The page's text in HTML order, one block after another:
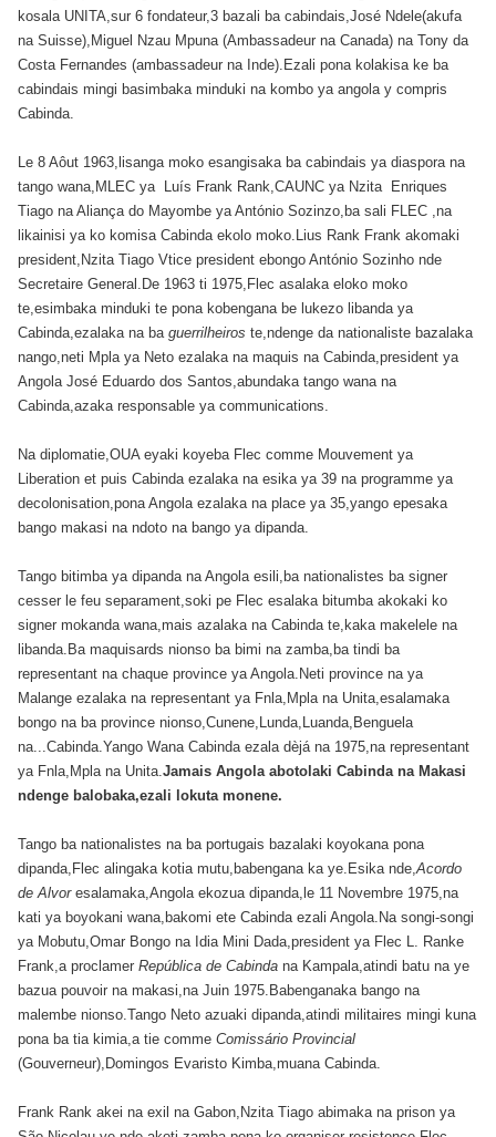
kosala UNITA,sur 6 fondateur,3 bazali ba cabindais,José Ndele(akufa
na Suisse),Miguel Nzau Mpuna (Ambassadeur na Canada) na Tony da
Costa Fernandes (ambassadeur na Inde).Ezali pona kolakisa ke ba
cabindais mingi basimbaka minduki na kombo ya angola y compris
Cabinda.
Le 8 Aôut 1963,lisanga moko esangisaka ba cabindais ya diaspora na
tango wana,MLEC ya Luís Frank Rank,CAUNC ya Nzita Enriques
Tiago na Aliança do Mayombe ya António Sozinzo,ba sali FLEC ,na
likainisi ya ko komisa Cabinda ekolo moko.Lius Rank Frank akomaki
president,Nzita Tiago Vtice president ebongo António Sozinho nde
Secretaire General.De 1963 ti 1975,Flec asalaka eloko moko
te,esimbaka minduki te pona kobengana be lukezo libanda ya
Cabinda,ezalaka na ba guerrilheiros te,ndenge da nationaliste bazalaka
nango,neti Mpla ya Neto ezalaka na maquis na Cabinda,president ya
Angola José Eduardo dos Santos,abundaka tango wana na
Cabinda,azaka responsable ya communications.
Na diplomatie,OUA eyaki koyeba Flec comme Mouvement ya
Liberation et puis Cabinda ezalaka na esika ya 39 na programme ya
decolonisation,pona Angola ezalaka na place ya 35,yango epesaka
bango makasi na ndoto na bango ya dipanda.
Tango bitimba ya dipanda na Angola esili,ba nationalistes ba signer
cesser le feu separament,soki pe Flec esalaka bitumba akokaki ko
signer mokanda wana,mais azalaka na Cabinda te,kaka makelele na
libanda.Ba maquisards nionso ba bimi na zamba,ba tindi ba
representant na chaque province ya Angola.Neti province na ya
Malange ezalaka na representant ya Fnla,Mpla na Unita,esalamaka
bongo na ba province nionso,Cunene,Lunda,Luanda,Benguela
na...Cabinda.Yango Wana Cabinda ezala dèjá na 1975,na representant
ya Fnla,Mpla na Unita.Jamais Angola abotolaki Cabinda na Makasi
ndenge balobaka,ezali lokuta monene.
Tango ba nationalistes na ba portugais bazalaki koyokana pona
dipanda,Flec alingaka kotia mutu,babengana ka ye.Esika nde,Acordo
de Alvoresalamaka,Angola ekozua dipanda,le 11 Novembre 1975,na
kati ya boyokani wana,bakomi ete Cabinda ezali Angola.Na songi-songi
ya Mobutu,Omar Bongo na Idia Mini Dada,president ya Flec L. Ranke
Frank,a proclamer República de Cabinda na Kampala,atindi batu na ye
bazua pouvoir na makasi,na Juin 1975.Babenganaka bango na
malembe nionso.Tango Neto azuaki dipanda,atindi militaires mingi kuna
pona ba tia kimia,a tie comme Comissário Provincial
(Gouverneur),Domingos Evaristo Kimba,muana Cabinda.
Frank Rank akei na exil na Gabon,Nzita Tiago abimaka na prison ya